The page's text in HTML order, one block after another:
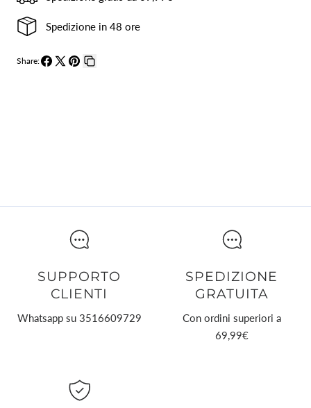
Panna
e
Panna
e
Spedizione in 48 ore
Share:
SUPPORTO
CLIENTI
Whatsapp su 3516609729
SPEDIZIONE
GRATUITA
Con ordini superiori a
69,99€